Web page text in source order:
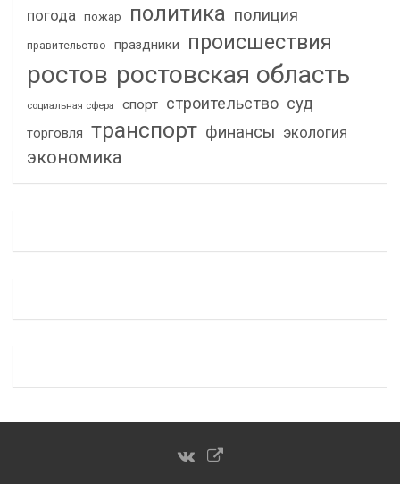
погода пожар политика полиция
правительство праздники происшествия
ростов ростовская область
социальная сфера спорт строительство суд
торговля транспорт финансы экология
экономика